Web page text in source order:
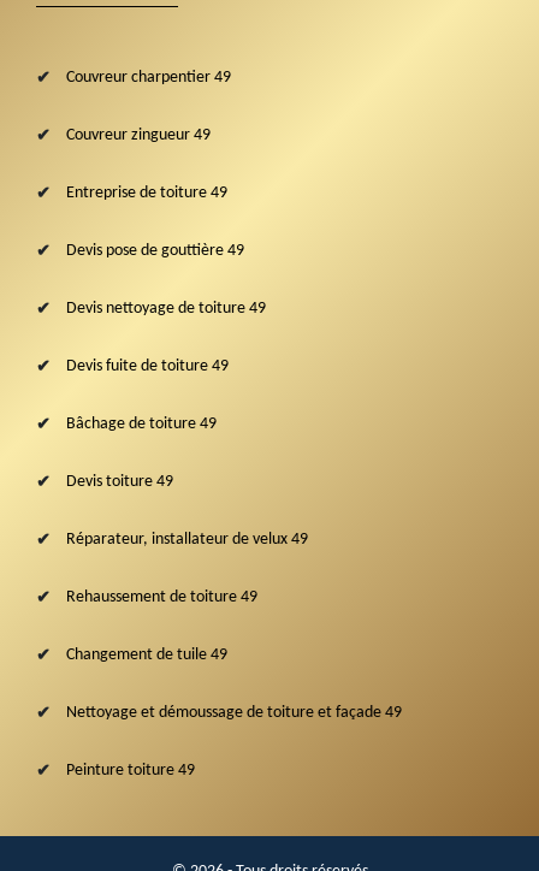
Couvreur charpentier 49
Couvreur zingueur 49
Entreprise de toiture 49
Devis pose de gouttière 49
Devis nettoyage de toiture 49
Devis fuite de toiture 49
Bâchage de toiture 49
Devis toiture 49
Réparateur, installateur de velux 49
Rehaussement de toiture 49
Changement de tuile 49
Nettoyage et démoussage de toiture et façade 49
Peinture toiture 49